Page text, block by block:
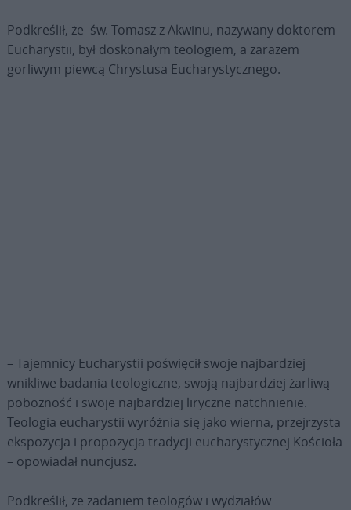
Podkreślił, że św. Tomasz z Akwinu, nazywany doktorem
Eucharystii, był doskonałym teologiem, a zarazem
gorliwym piewcą Chrystusa Eucharystycznego.
– Tajemnicy Eucharystii poświęcił swoje najbardziej
wnikliwe badania teologiczne, swoją najbardziej żarliwą
pobożność i swoje najbardziej liryczne natchnienie.
Teologia eucharystii wyróżnia się jako wierna, przejrzysta
ekspozycja i propozycja tradycji eucharystycznej Kościoła
– opowiadał nuncjusz.
Podkreślił, że zadaniem teologów i wydziałów